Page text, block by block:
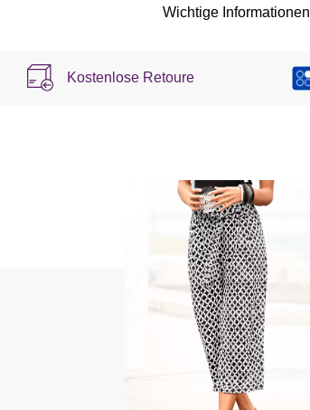
Wichtige Informationen
Kostenlose Retoure